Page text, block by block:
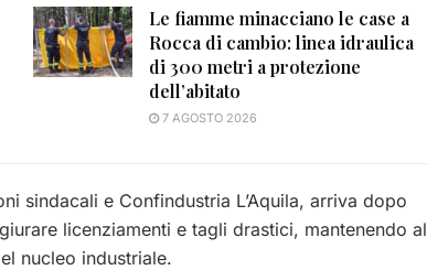
Le fiamme minacciano le case a
Rocca di cambio: linea idraulica
di 300 metri a protezione
dell’abitato
7 AGOSTO 2026
sindacali e Confindustria L’Aquila, arriva dopo
licenziamenti e tagli drastici, mantenendo al
nucleo industriale.